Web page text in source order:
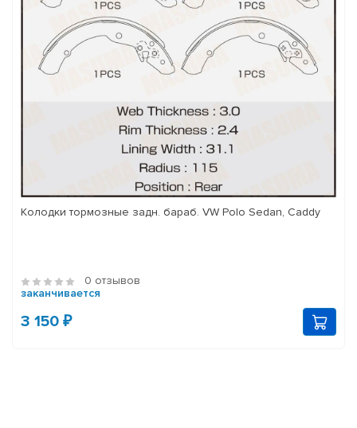
Колодки тормозные задн. бараб. VW Polo Sedan, Caddy
0 отзывов
заканчивается
3 150 ₽